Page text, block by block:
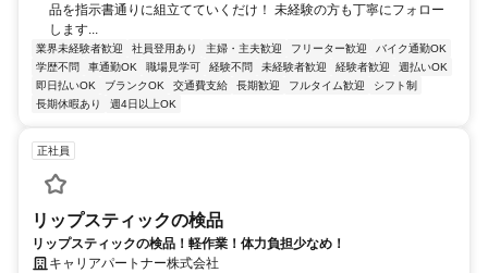
品を指示書通りに組立てていくだけ！ 未経験の方も丁寧にフォロー
します...
業界未経験者歓迎 社員登用あり 主婦・主夫歓迎 フリーター歓迎
バイク通勤OK
学歴不問
車通勤OK 職場見学可 経験不問 未経験者歓迎 経験者歓迎
週払いOK
即日払いOK
ブランクOK 交通費支給 長期歓迎 フルタイム歓迎
シフト制
長期休暇あり
週4日以上OK
正社員
リップスティックの検品
リップスティックの検品！軽作業！体力負担少なめ！
キャリアパートナー株式会社